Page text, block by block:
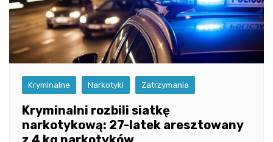
Kryminalne Narkotyki Zatrzymania
Kryminalni rozbili siatkę
narkotykową: 27-latek aresztowany